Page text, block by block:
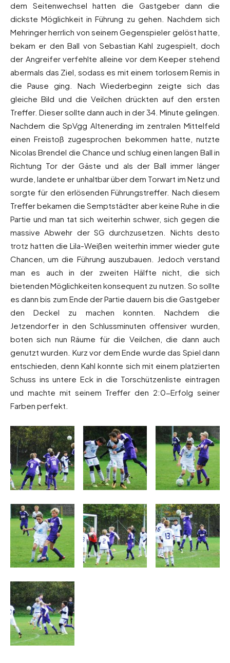
dem Seitenwechsel hatten die Gastgeber dann die
dickste Möglichkeit in Führung zu gehen. Nachdem sich
Mehringer herrlich von seinem Gegenspieler gelöst hatte,
bekam er den Ball von Sebastian Kahl zugespielt, doch
der Angreifer verfehlte alleine vor dem Keeper stehend
abermals das Ziel, sodass es mit einem torlosem Remis in
die Pause ging. Nach Wiederbeginn zeigte sich das
gleiche Bild und die Veilchen drückten auf den ersten
Treffer. Dieser sollte dann auch in der 34. Minute gelingen.
Nachdem die SpVgg Altenerding im zentralen Mittelfeld
einen Freistoß zugesprochen bekommen hatte, nutzte
Nicolas Brendel die Chance und schlug einen langen Ball in
Richtung Tor der Gäste und als der Ball immer länger
wurde, landete er unhaltbar über dem Torwart im Netz und
sorgte für den erlösenden Führungstreffer. Nach diesem
Treffer bekamen die Semptstädter aber keine Ruhe in die
Partie und man tat sich weiterhin schwer, sich gegen die
massive Abwehr der SG durchzusetzen. Nichts desto
trotz hatten die Lila-Weißen weiterhin immer wieder gute
Chancen, um die Führung auszubauen. Jedoch verstand
man es auch in der zweiten Hälfte nicht, die sich
bietenden Möglichkeiten konsequent zu nutzen. So sollte
es dann bis zum Ende der Partie dauern bis die Gastgeber
den Deckel zu machen konnten. Nachdem die
Jetzendorfer in den Schlussminuten offensiver wurden,
boten sich nun Räume für die Veilchen, die dann auch
genutzt wurden. Kurz vor dem Ende wurde das Spiel dann
entschieden, denn Kahl konnte sich mit einem platzierten
Schuss ins untere Eck in die Torschützenliste eintragen
und machte mit seinem Treffer den 2:0-Erfolg seiner
Farben perfekt.